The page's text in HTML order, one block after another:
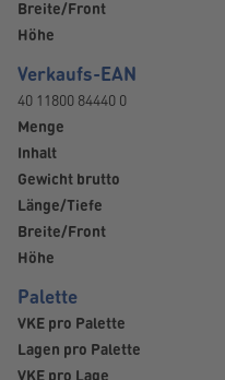
Breite/Front
Höhe
Verkaufs-EAN
40 11800 84440 0
Menge
Inhalt
Gewicht brutto
Länge/Tiefe
Breite/Front
Höhe
Palette
VKE pro Palette
Lagen pro Palette